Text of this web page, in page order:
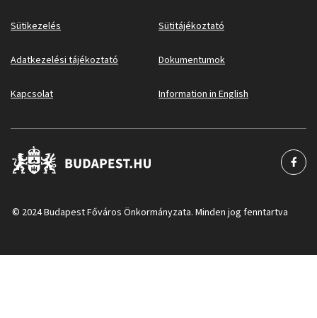
Sütikezelés Sütitájékoztató
Adatkezelési tájékoztató Dokumentumok
Kapcsolat Information in English
© 2024 Budapest Főváros Önkormányzata. Minden jog fenntartva